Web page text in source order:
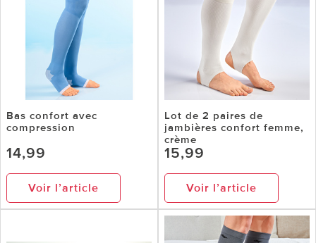
Bas confort avec
compression
14,99
Voir l’article
Lot de 2 paires de
jambières confort femme,
crème
15,99
Voir l’article